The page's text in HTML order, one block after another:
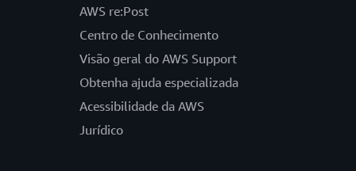
AWS re:Post
Centro de Conhecimento
Visão geral do AWS Support
Obtenha ajuda especializada
Acessibilidade da AWS
Jurídico